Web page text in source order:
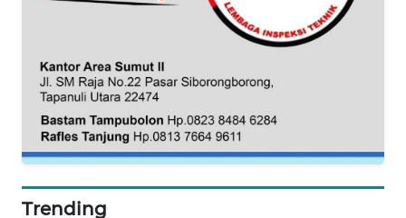
Trending
WAHANANEWS
ID
WAHANANEWS